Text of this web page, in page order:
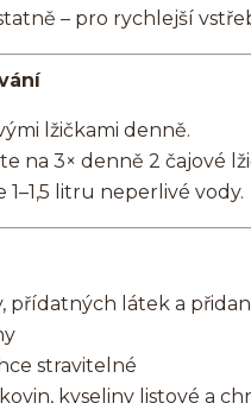
– pro rychlejší
lžičkami denně.
na 3× denně 2 čajové
litru neperlivé vody.
přídatných látek a
stravitelné
kyseliny listové a